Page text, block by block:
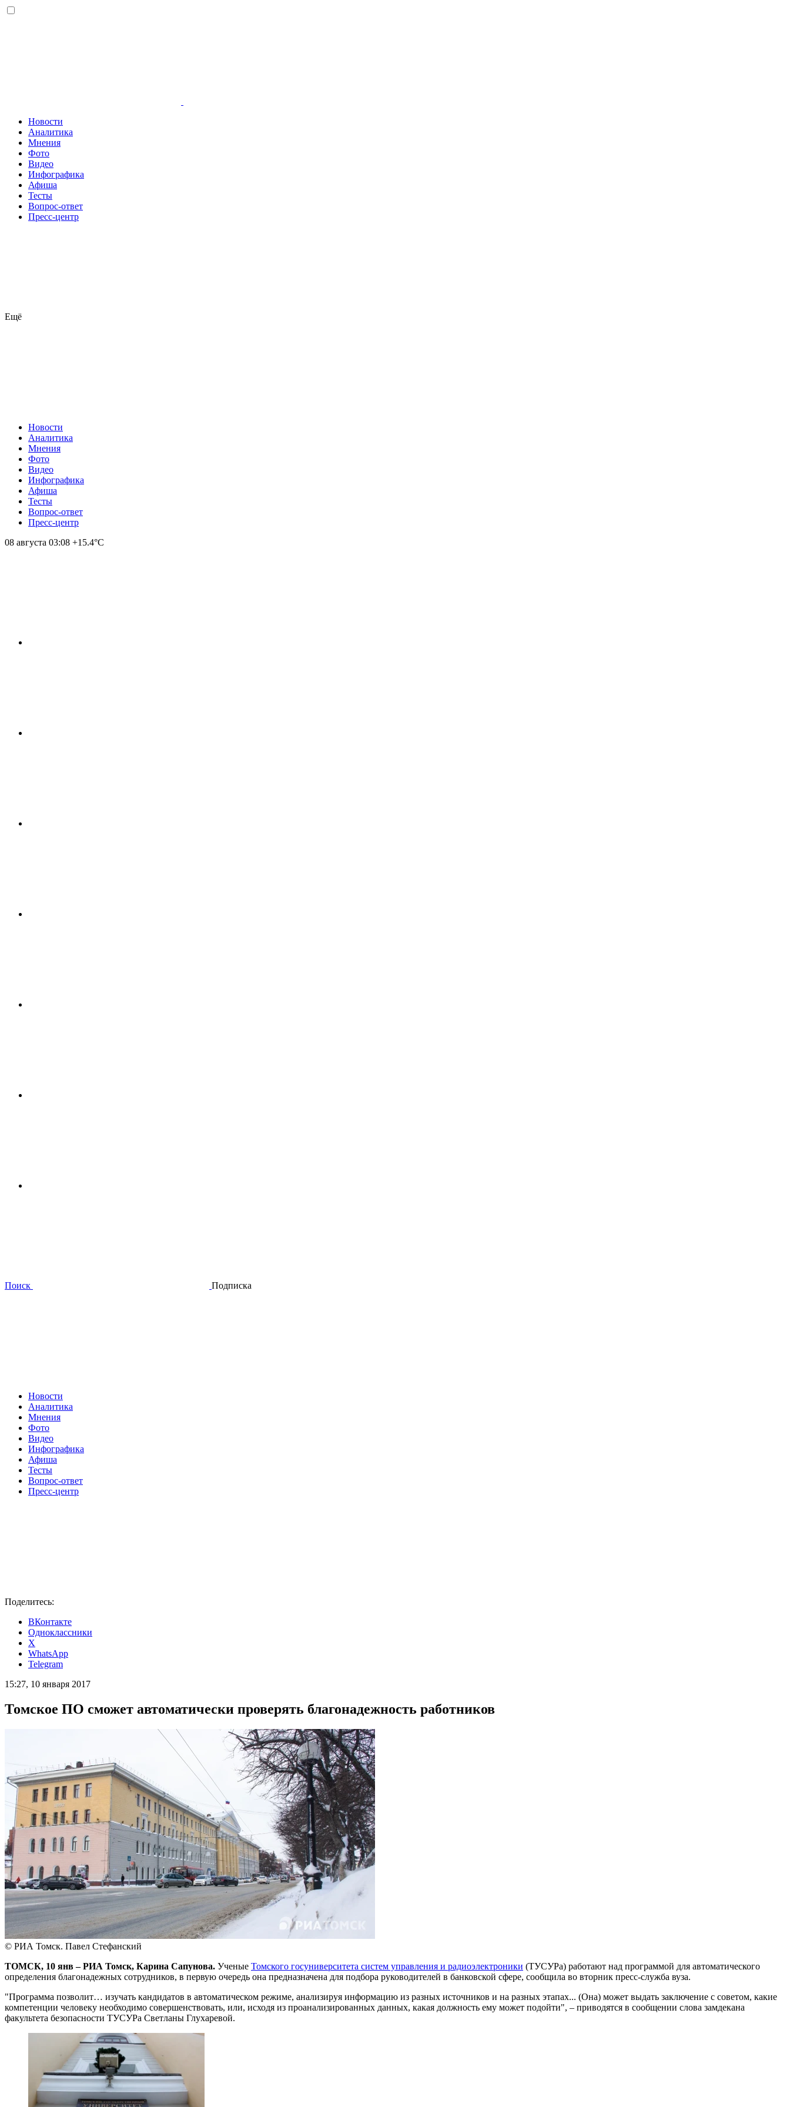
Новости
Аналитика
Мнения
Фото
Видео
Инфографика
Афиша
Тесты
Вопрос-ответ
Пресс-центр
Ещё
Новости
Аналитика
Мнения
Фото
Видео
Инфографика
Афиша
Тесты
Вопрос-ответ
Пресс-центр
08 августа 03:08 +15.4°С
Поиск Подписка
Новости
Аналитика
Мнения
Фото
Видео
Инфографика
Афиша
Тесты
Вопрос-ответ
Пресс-центр
Поделитесь:
ВКонтакте
Одноклассники
X
WhatsApp
Telegram
15:27, 10 января 2017
Томское ПО сможет автоматически проверять благонадежность работников
© РИА Томск. Павел Стефанский
ТОМСК, 10 янв – РИА Томск, Карина Сапунова. Ученые Томского госуниверситета систем управления и радиоэлектроники (ТУСУРа) работают над программой для автоматического
определения благонадежных сотрудников, в первую очередь она предназначена для подбора руководителей в банковской сфере, сообщила во вторник пресс-служба вуза.
"Программа позволит… изучать кандидатов в автоматическом режиме, анализируя информацию из разных источников и на разных этапах... (Она) может выдать заключение с советом, какие
компетенции человеку необходимо совершенствовать, или, исходя из проанализированных данных, какая должность ему может подойти", – приводятся в сообщении слова замдекана
факультета безопасности ТУСУРа Светланы Глухаревой.